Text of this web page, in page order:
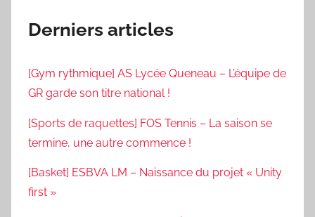
Derniers articles
[Gym rythmique] AS Lycée Queneau – L’équipe de
GR garde son titre national !
[Sports de raquettes] FOS Tennis – La saison se
termine, une autre commence !
[Basket] ESBVA LM – Naissance du projet « Unity
first »